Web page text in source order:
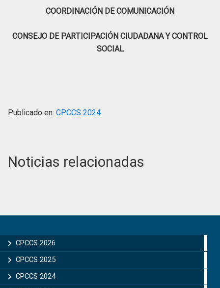
COORDINACIÓN DE COMUNICACIÓN
CONSEJO DE PARTICIPACIÓN CIUDADANA Y CONTROL
SOCIAL
Publicado en: CPCCS 2024
Noticias relacionadas
Sidebar
CPCCS 2026
CPCCS 2025
CPCCS 2024